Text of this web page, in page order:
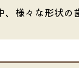
、様々な形状の